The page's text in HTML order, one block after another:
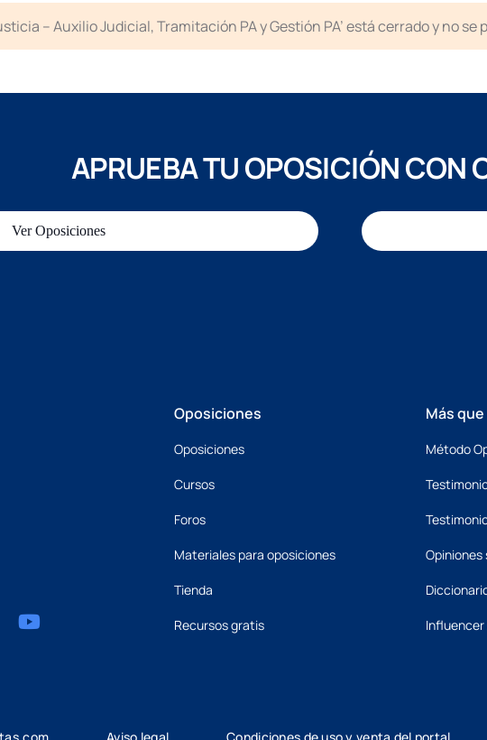
– Auxilio Judicial, Tramitación PA y Gestión PA’ está cerrado y no
APRUEBA TU OPOSICIÓN CON
Ver Oposiciones
Oposiciones
Oposiciones
Cursos
Foros
Materiales para oposiciones
Tienda
Recursos gratis
Más
Método
Opiniones